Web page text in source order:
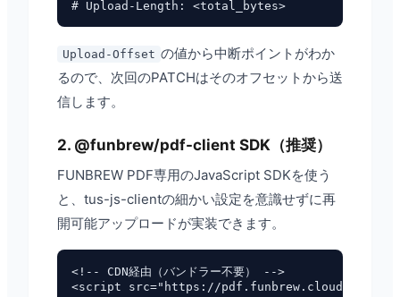
Upload-Offset の値から中断ポイントがわか
るので、次回のPATCHはそのオフセットから送
信します。
2. @funbrew/pdf-client SDK（推奨）
FUNBREW PDF専用のJavaScript SDKを使う
と、tus-js-clientの細かい設定を意識せずに再
開可能アップロードが実装できます。
<!-- CDN経由（バンドラー不要） -->